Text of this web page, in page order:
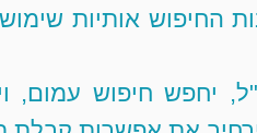
החיפוש אותיות
יחפש חיפוש עמום,